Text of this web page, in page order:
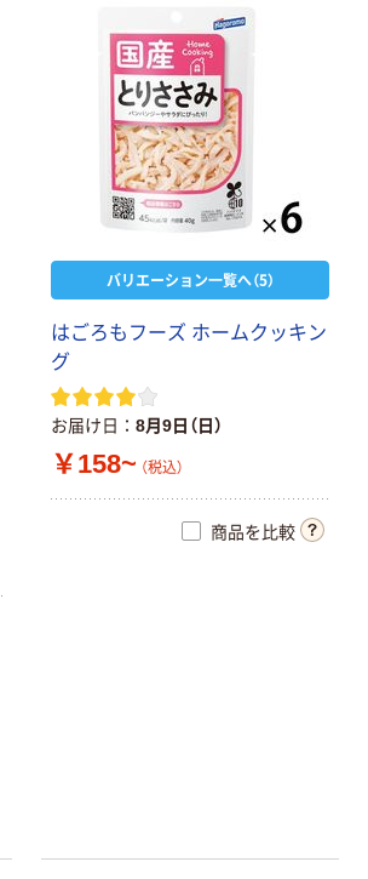
バリエーション一覧へ（5）
はごろもフーズ ホームクッキン
グ
お届け日 8月9日（日）
￥158~ （税込）
商品を比較